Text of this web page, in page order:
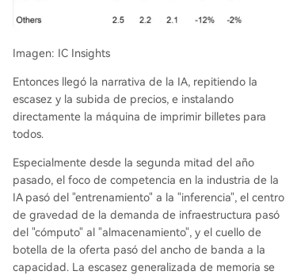
Imagen: IC Insights
Entonces llegó la narrativa de la IA, repitiendo la
escasez y la subida de precios, e instalando
directamente la máquina de imprimir billetes para
todos.
Especialmente desde la segunda mitad del año
pasado, el foco de competencia en la industria de la
IA pasó del "entrenamiento" a la "inferencia", el centro
de gravedad de la demanda de infraestructura pasó
del "cómputo" al "almacenamiento", y el cuello de
botella de la oferta pasó del ancho de banda a la
capacidad. La escasez generalizada de memoria se